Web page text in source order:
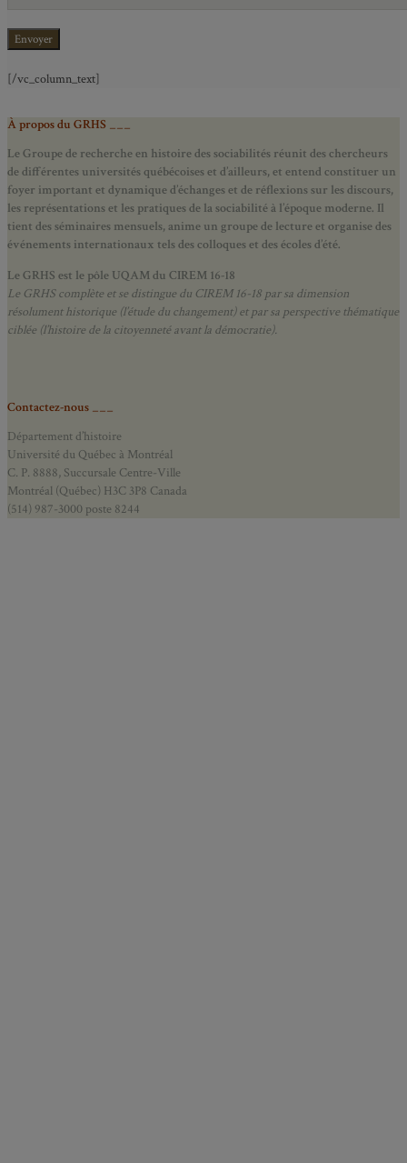
[/vc_column_text]
À propos du GRHS ___
Le Groupe de recherche en histoire des sociabilités réunit des chercheurs
de différentes universités québécoises et d’ailleurs, et entend constituer un
foyer important et dynamique d’échanges et de réflexions sur les discours,
les représentations et les pratiques de la sociabilité à l’époque moderne. Il
tient des séminaires mensuels, anime un groupe de lecture et organise des
événements internationaux tels des colloques et des écoles d’été.
Le GRHS est le pôle UQAM du CIREM 16-18
Le GRHS complète et se distingue du CIREM 16-18 par sa dimension
résolument historique (l’étude du changement) et par sa perspective thématique
ciblée (l’histoire de la citoyenneté avant la démocratie).
Contactez-nous ___
Département d’histoire
Université du Québec à Montréal
C. P. 8888, Succursale Centre-Ville
Montréal (Québec) H3C 3P8 Canada
(514) 987-3000 poste 8244